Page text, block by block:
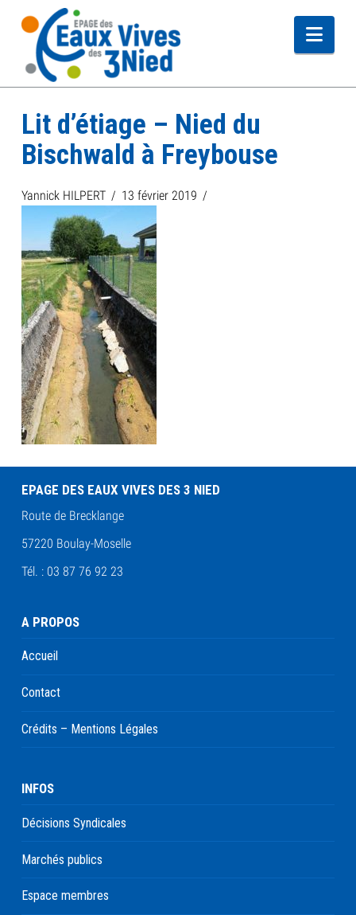
Lit d’étiage – Nied du
Bischwald à Freybouse
Yannick HILPERT 13 février 2019
EPAGE DES EAUX VIVES DES 3 NIED
Route de Brecklange
57220 Boulay-Moselle
Tél. : 03 87 76 92 23
A PROPOS
Accueil
Contact
Crédits – Mentions Légales
INFOS
Décisions Syndicales
Marchés publics
Espace membres